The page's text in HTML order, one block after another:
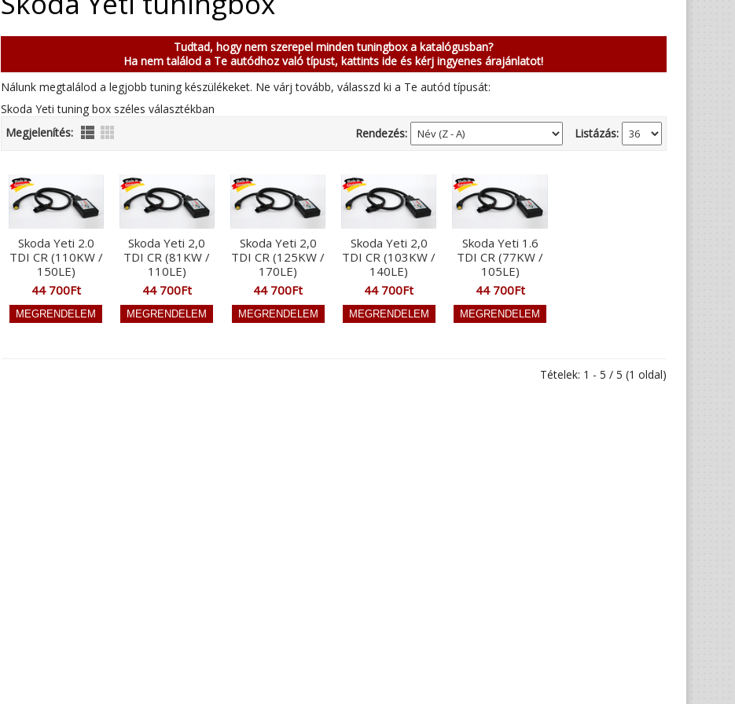
Tudtad, hogy nem szerepel minden tuningbox a katalógusban?
Ha nem találod a Te autódhoz való típust, kattints ide és kérj ingyenes árajánlatot!
Nálunk megtalálod a legjobb tuning készülékeket. Ne várj tovább, válasszd ki a Te autód típusát:
Skoda Yeti tuning box széles választékban
Megjelenítés:
Listázás:
Rendezés:
Skoda Yeti 2.0
TDI CR (110KW /
150LE)
44 700Ft
Skoda Yeti 2,0
TDI CR (81KW /
110LE)
44 700Ft
Skoda Yeti 2,0
TDI CR (125KW /
170LE)
44 700Ft
Skoda Yeti 2,0
TDI CR (103KW /
140LE)
44 700Ft
Skoda Yeti 1.6
TDI CR (77KW /
105LE)
44 700Ft
Tételek: 1 - 5 / 5 (1 oldal)